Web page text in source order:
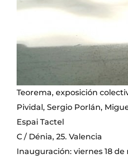
Teorema, exposición
Pividal, Sergio Porlán,
Espai Tactel
C / Dénia, 25. Valencia
Inauguración: viernes 18